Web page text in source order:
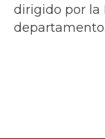
dirigido por la
departamento.